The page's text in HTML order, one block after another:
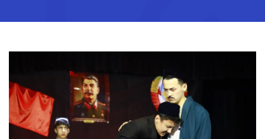
Xalqaro aloqalar
Ochiq majlislar o'tkazish